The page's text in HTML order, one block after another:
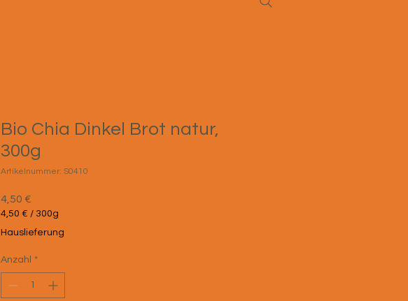
Bio Chia Dinkel Brot natur,
300g
Artikelnummer: S0410
4,50 €
4,50 € / 300g
4,50 €
Hauslieferung
Anzahl *